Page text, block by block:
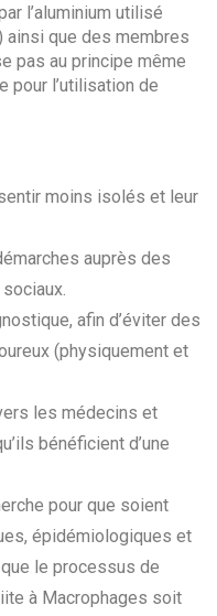
l’aluminium utilisé
ainsi que des membres
pas au principe même
pour l’utilisation de
moins isolés et leur
auprès des
afin d’éviter des
(physiquement et
les médecins et
bénéficient d’une
pour que soient
épidémiologiques et
le processus de
à Macrophages soit